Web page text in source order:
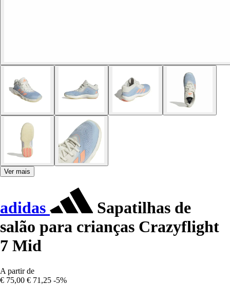
Ver mais
adidas
Sapatilhas de
salão para crianças Crazyflight
7 Mid
A partir de
€ 75,00 € 71,25 -5%